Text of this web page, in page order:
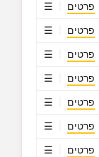
פרטים
פרטים
פרטים
פרטים
פרטים
פרטים
פרטים